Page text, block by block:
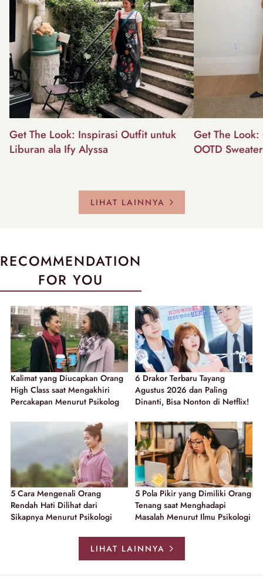
Get The Look: Inspirasi Outfit untuk
Liburan ala Ify Alyssa
Get The
OOTD
LIHAT LAINNYA
RECOMMENDATION
FOR YOU
Kalimat yang Diucapkan Orang
High Class saat Mengakhiri
Percakapan Menurut Psikolog
6 Drakor Terbaru Tayang
Agustus 2026 dan Paling
Dinanti, Bisa Nonton di Netflix!
5 Cara Mengenali Orang
Rendah Hati Dilihat dari
Sikapnya Menurut Psikologi
5 Pola Pikir yang Dimiliki Orang
Tenang saat Menghadapi
Masalah Menurut Ilmu Psikologi
LIHAT LAINNYA